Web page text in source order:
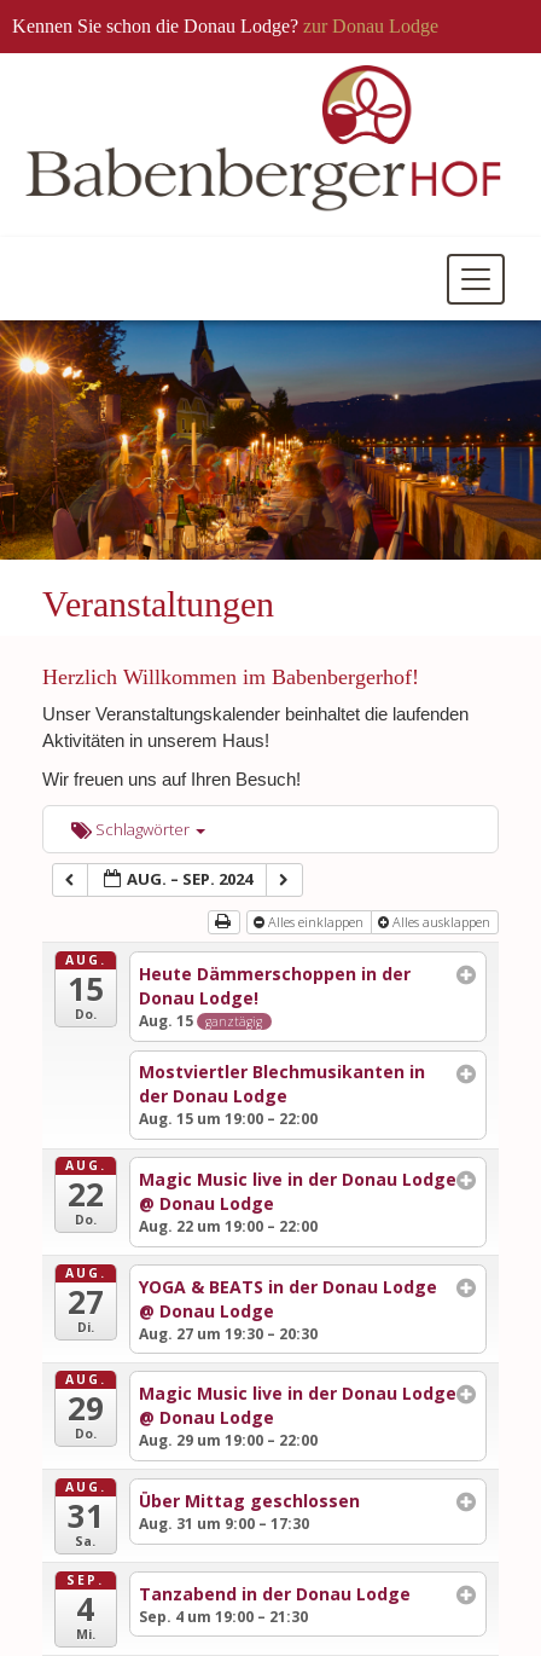
Kennen Sie schon die Donau Lodge? zur Donau Lodge
Mobile
Veranstaltungen
Herzlich Willkommen im Babenbergerhof!
Unser Veranstaltungskalender beinhaltet die laufenden
Aktivitäten in unserem Haus!
Wir freuen uns auf Ihren Besuch!
Schlagwörter
AUG. – SEP. 2024
Alles einklappen Alles ausklappen
AUG.
15
Do.
Heute Dämmerschoppen in der
Donau Lodge!
Aug. 15 ganztägig
Mostviertler Blechmusikanten in
der Donau Lodge
Aug. 15 um 19:00 – 22:00
AUG.
22
Do.
Magic Music live in der Donau Lodge
@ Donau Lodge
Aug. 22 um 19:00 – 22:00
AUG.
27
Di.
YOGA & BEATS in der Donau Lodge
@ Donau Lodge
Aug. 27 um 19:30 – 20:30
AUG.
29
Do.
Magic Music live in der Donau Lodge
@ Donau Lodge
Aug. 29 um 19:00 – 22:00
AUG.
31
Sa.
Über Mittag geschlossen
Aug. 31 um 9:00 – 17:30
SEP.
4
Mi.
Tanzabend in der Donau Lodge
Sep. 4 um 19:00 – 21:30